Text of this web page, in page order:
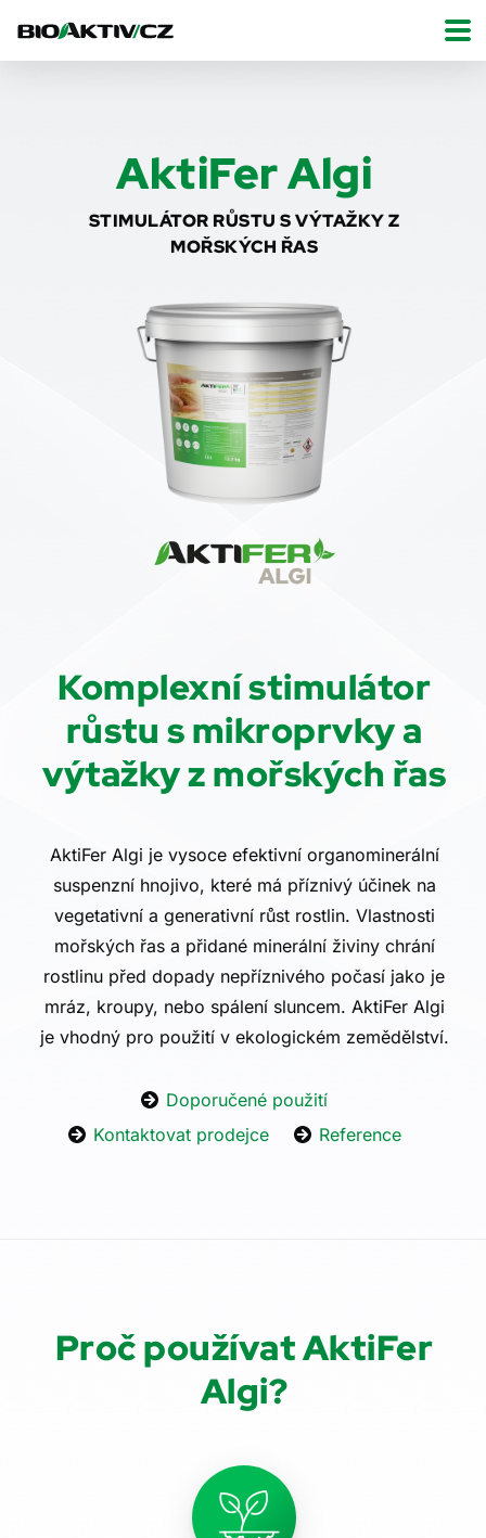
AktiFer Algi
STIMULÁTOR RŮSTU S VÝTAŽKY Z
MOŘSKÝCH ŘAS
Komplexní stimulátor
růstu s mikroprvky a
výtažky z mořských řas
AktiFer Algi je vysoce efektivní organominerální
suspenzní hnojivo, které má příznivý účinek na
vegetativní a generativní růst rostlin. Vlastnosti
mořských řas a přidané minerální živiny chrání
rostlinu před dopady nepříznivého počasí jako je
mráz, kroupy, nebo spálení sluncem. AktiFer Algi
je vhodný pro použití v ekologickém zemědělství.
Doporučené použití
Kontaktovat prodejce
Reference
Proč používat AktiFer
Algi?